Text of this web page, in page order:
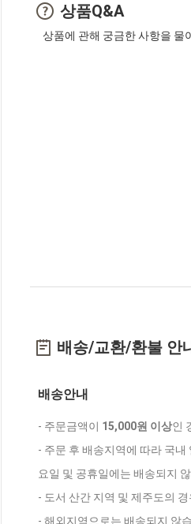
상품Q&A
상품에 관해 궁금한 사항을 물
배송/교환/환불 안
배송안내
- 주문금액이 15,000원 이상인
- 주문 후 배송지역에 따라 국
요일 및 공휴일에는 배송되지
- 도서 산간 지역 및 제주도의
- 해외지역으로는 배송되지 않